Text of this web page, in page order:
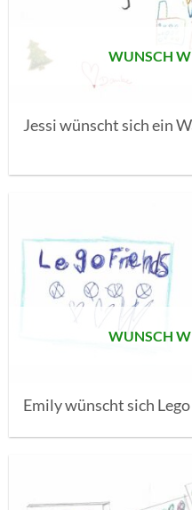
WUNSCH
Jessi wünscht sich ein
WUNSCH
Emily wünscht sich